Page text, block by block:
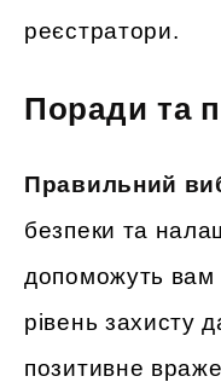
реєстратори.
Поради та
Правильний
безпеки та
допоможуть вам
рівень захисту
позитивне